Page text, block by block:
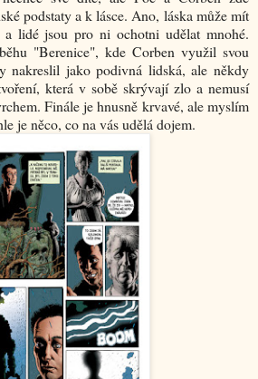
podstaty a k lásce. Ano, láska může mít
a lidé jsou pro ni ochotni udělat mnohé.
"Berenice", kde Corben využil svou
nakreslil jako podivná lidská, ale někdy
která v sobě skrývají zlo a nemusí
Finále je hnusně krvavé, ale myslím
je něco, co na vás udělá dojem.